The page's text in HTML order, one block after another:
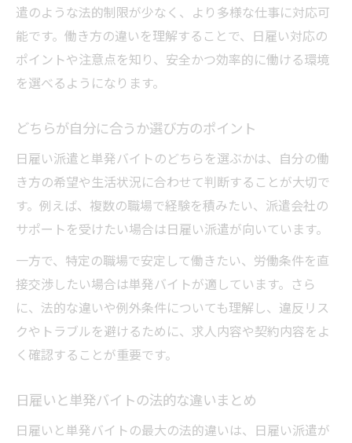
遣のような法的制限が少なく、より多様な仕事に対応可
能です。働き方の違いを理解することで、日雇い対応の
ポイントや注意点を知り、安全かつ効率的に働ける環境
を選べるようになります。
どちらが自分に合うか選び方のポイント
日雇い派遣と単発バイトのどちらを選ぶかは、自分の働
き方の希望や生活状況に合わせて判断することが大切で
す。例えば、複数の職場で経験を積みたい、派遣会社の
サポートを受けたい場合は日雇い派遣が向いています。
一方で、特定の職場で安定して働きたい、労働条件を直
接交渉したい場合は単発バイトが適しています。さら
に、法的な違いや例外条件についても理解し、違反リス
クやトラブルを避けるために、求人内容や契約内容をよ
く確認することが重要です。
日雇いと単発バイトの法的な違いまとめ
日雇いと単発バイトの最大の法的違いは、日雇い派遣が